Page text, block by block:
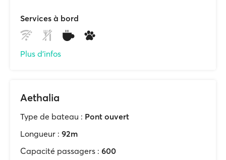
Services à bord
Plus d'infos
Aethalia
Type de bateau : Pont ouvert
Longueur : 92m
Capacité passagers : 600